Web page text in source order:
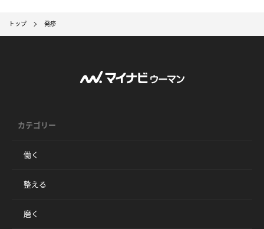
トップ 発疹
カテゴリー
働く
整える
磨く